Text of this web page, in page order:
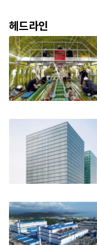
헤드라인